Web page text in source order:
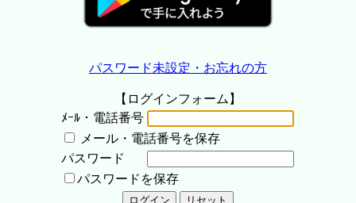
パスワード未設定・お忘れの方
【ログインフォーム】
ﾒｰﾙ・電話番号
メール・電話番号を保存
パスワード
パスワードを保存